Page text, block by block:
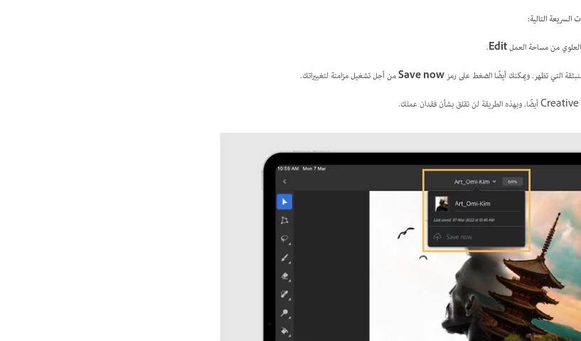
Edit
.
Save nowمن أجل تشغيل مزامنة لتغييراتك.
وبهذه الطريقة لن تقلق بشأن فقدان عملك.